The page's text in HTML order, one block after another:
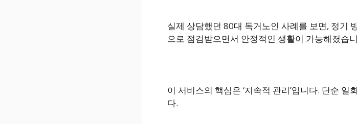
실제 상담했던 80대 독거노인 사례를 보면, 정기
으로 점검받으면서 안정적인 생활이 가능해졌습
이 서비스의 핵심은 ‘지속적 관리’입니다. 단순
다.